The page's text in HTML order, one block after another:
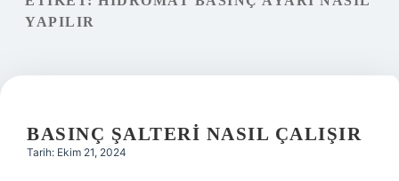
Hakkımızda
YAPILIR
BASINÇ ŞALTERI NASIL ÇALIŞIR
Tarih: Ekim 21, 2024